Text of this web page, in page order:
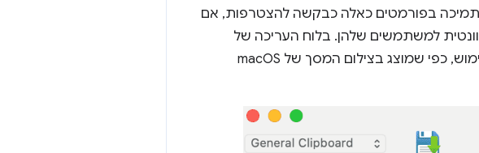
תמיכה בפורמטים כאלה כבקשה להצטרפות, אם
למשתמשים שלהן. בלוח העריכה של
מערכת ההפעלה, הפורמטים השונים נמצאים בכמה פורמטים מוכנים לשימוש, כפי שמוצג בצילום המסך של macOS